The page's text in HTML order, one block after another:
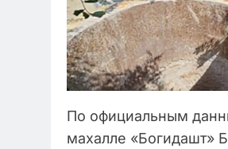
По официальным
махалле «Богидашт»